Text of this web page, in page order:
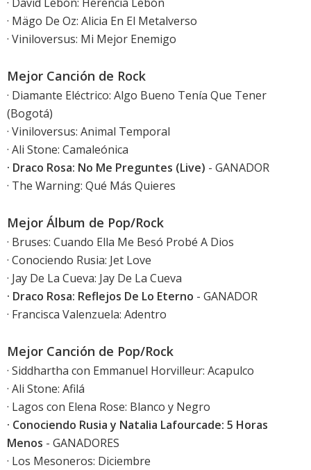
· Mägo De Oz: Alicia En El Metalverso
· Viniloversus: Mi Mejor Enemigo
Mejor Canción de Rock
· Diamante Eléctrico: Algo Bueno Tenía Que Tener
(Bogotá)
· Viniloversus: Animal Temporal
· Ali Stone: Camaleónica
· Draco Rosa: No Me Preguntes (Live) - GANADOR
· The Warning: Qué Más Quieres
Mejor Álbum de Pop/Rock
· Bruses: Cuando Ella Me Besó Probé A Dios
· Conociendo Rusia: Jet Love
· Jay De La Cueva: Jay De La Cueva
· Draco Rosa: Reflejos De Lo Eterno - GANADOR
· Francisca Valenzuela: Adentro
Mejor Canción de Pop/Rock
· Siddhartha con Emmanuel Horvilleur: Acapulco
· Ali Stone: Afilá
· Lagos con Elena Rose: Blanco y Negro
· Conociendo Rusia y Natalia Lafourcade: 5 Horas
Menos - GANADORES
· Los Mesoneros: Diciembre